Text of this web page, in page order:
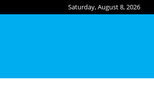
Saturday, August 8, 2026